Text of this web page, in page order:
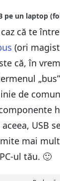
că te
(ori
că, în
de
USB
mai
ul tău. 🙂